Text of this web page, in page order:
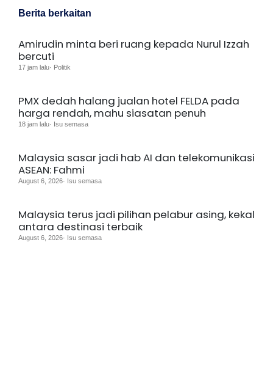
Berita berkaitan
Amirudin minta beri ruang kepada Nurul Izzah
bercuti
17 jam lalu· Politik
PMX dedah halang jualan hotel FELDA pada
harga rendah, mahu siasatan penuh
18 jam lalu· Isu semasa
Malaysia sasar jadi hab AI dan telekomunikasi
ASEAN: Fahmi
August 6, 2026· Isu semasa
Malaysia terus jadi pilihan pelabur asing, kekal
antara destinasi terbaik
August 6, 2026· Isu semasa